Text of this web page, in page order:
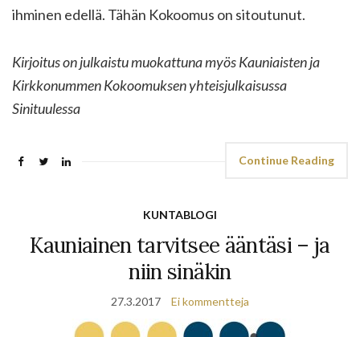
ihminen edellä. Tähän Kokoomus on sitoutunut.
Kirjoitus on julkaistu muokattuna myös Kauniaisten ja
Kirkkonummen Kokoomuksen yhteisjulkaisussa
Sinituulessa
Continue Reading
KUNTABLOGI
Kauniainen tarvitsee ääntäsi – ja
niin sinäkin
27.3.2017 Ei kommentteja